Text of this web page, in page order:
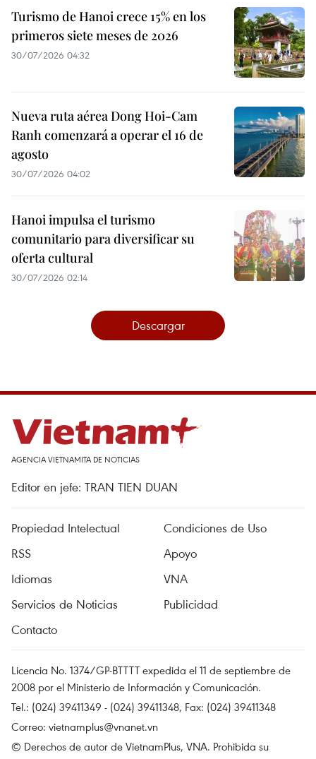
Turismo de Hanoi crece 15% en los
primeros siete meses de 2026
30/07/2026 04:32
Nueva ruta aérea Dong Hoi-Cam
Ranh comenzará a operar el 16 de
agosto
30/07/2026 04:02
Hanoi impulsa el turismo
comunitario para diversificar su
oferta cultural
30/07/2026 02:14
Descargar
AGENCIA VIETNAMITA DE NOTICIAS
Editor en jefe: TRAN TIEN DUAN
Propiedad Intelectual
Condiciones de Uso
RSS
Apoyo
Idiomas
VNA
Servicios de Noticias
Publicidad
Contacto
Licencia No. 1374/GP-BTTTT expedida el 11 de septiembre de
2008 por el Ministerio de Información y Comunicación.
Tel.: (024) 39411349 - (024) 39411348, Fax: (024) 39411348
Correo: vietnamplus@vnanet.vn
© Derechos de autor de VietnamPlus, VNA. Prohibida su